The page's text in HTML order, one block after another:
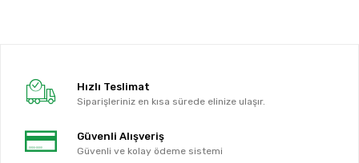
Hızlı Teslimat
Siparişleriniz en kısa sürede elinize ulaşır.
Güvenli Alışveriş
Güvenli ve kolay ödeme sistemi